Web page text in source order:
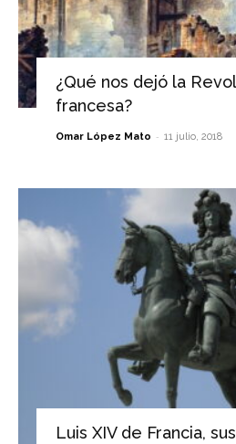
¿Qué nos dejó la
francesa?
Omar López Mato - 11 julio, 2018
Luis XIV de Francia,